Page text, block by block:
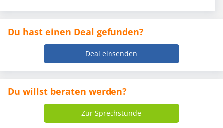
Du hast einen Deal gefunden?
Deal einsenden
Du willst beraten werden?
Zur Sprechstunde